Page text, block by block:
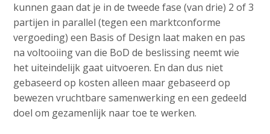
kunnen gaan dat je in de tweede fase (van drie) 2 of 3
partijen in parallel (tegen een marktconforme
vergoeding) een Basis of Design laat maken en pas
na voltooiing van die BoD de beslissing neemt wie
het uiteindelijk gaat uitvoeren. En dan dus niet
gebaseerd op kosten alleen maar gebaseerd op
bewezen vruchtbare samenwerking en een gedeeld
doel om gezamenlijk naar toe te werken.